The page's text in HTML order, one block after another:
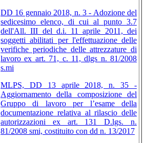
DD 16 gennaio 2018, n. 3 - Adozione del
sedicesimo elenco, di cui al punto 3.7
dell'All. III del d.i. 11 aprile 2011, dei
soggetti abilitati per l'effettuazione delle
verifiche periodiche delle attrezzature di
lavoro ex art. 71, c. 11, dlgs n. 81/2008
s.mi
MLPS, DD 13 aprile 2018, n. 35 -
Aggiornamento della composizione del
Gruppo di lavoro per l’esame della
documentazione relativa al rilascio delle
autorizzazioni ex art. 131 D.lgs. n.
81/2008 smi, costituito con dd n. 13/2017